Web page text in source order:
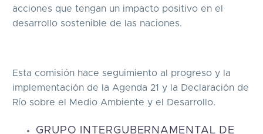
acciones que tengan un impacto positivo en el
desarrollo sostenible de las naciones.
Esta comisión hace seguimiento al progreso y la
implementación de la Agenda 21 y la Declaración de
Río sobre el Medio Ambiente y el Desarrollo.
GRUPO INTERGUBERNAMENTAL DE